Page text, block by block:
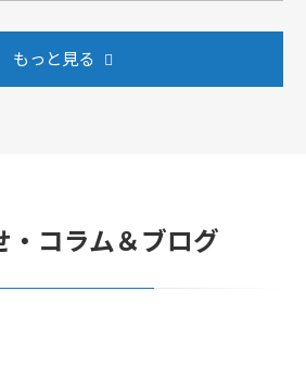
もっと見る
・コラム＆ブログ